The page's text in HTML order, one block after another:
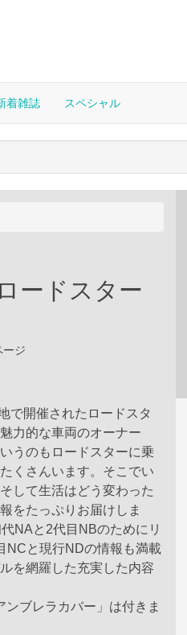
着雑誌 スペシャル
ードスター
ージ
で開催されたロードスタ
力的な車両のオーナー
うのもロードスターに乗
くさんいます。そこでい
して生活はどう変わった
をたっぷりお届けしま
NAと2代目NBのためにリ
NCと現行NDの情報も満載
を網羅した充実した内容
ブレラカバー」は付きま